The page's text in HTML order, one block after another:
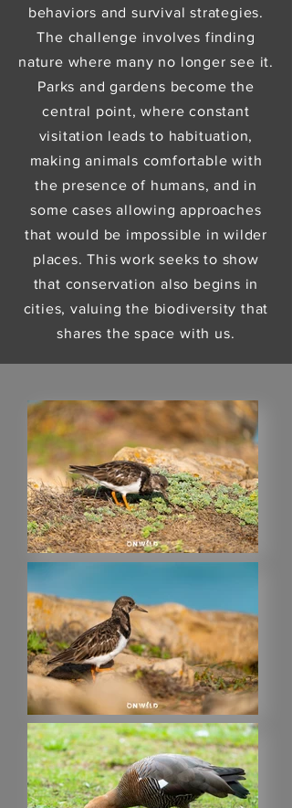
behaviors and survival strategies.
The challenge involves finding
nature where many no longer see it.
Parks and gardens become the
central point, where constant
visitation leads to habituation,
making animals comfortable with
the presence of humans, and in
some cases allowing approaches
that would be impossible in wilder
places. This work seeks to show
that conservation also begins in
cities, valuing the biodiversity that
shares the space with us.